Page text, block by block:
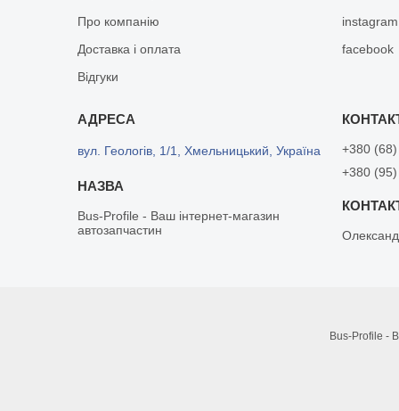
Про компанію
Доставка і оплата
Відгуки
instagram
facebook
вул. Геологів, 1/1, Хмельницький, Україна
Bus-Profile - Ваш інтернет-магазин
автозапчастин
+380
+380